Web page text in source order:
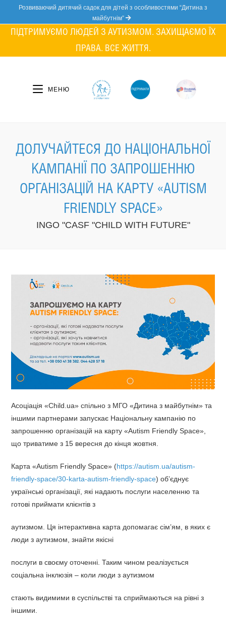
content
Розвиваючий дитячий садок для дітей з особливостями “Дитина з
майбутнім”
ПІДТРИМУЄМО ЛЮДЕЙ З АУТИЗМОМ. ЗАХИЩАЄМО ЇХ
ПРАВА. ВСЕ ЖИТТЯ.
МЕНЮ
ДОЛУЧАЙТЕСЯ ДО НАЦІОНАЛЬНОЇ
КАМПАНІЇ ПО ЗАПРОШЕННЮ
ОРГАНІЗАЦІЙ НА КАРТУ «AUTISM
FRIENDLY SPACE»
INGO "CASF "CHILD WITH FUTURE"
Асоціація «Child.ua» спільно з МГО «Дитина з майбутнім» та
іншими партнерами запускає Національну кампанію по
запрошенню організацій на карту «Autism Friendly Space»,
що триватиме з 15 вересня до кінця жовтня.
Карта «Autism Friendly Space» (https://autism.ua/autism-
friendly-space/30-karta-autism-friendly-space) об’єднує
українські організації, які надають послуги населенню та
готові приймати клієнтів з
аутизмом. Ця інтерактивна карта допомагає сім’ям, в яких є
люди з аутизмом, знайти якісні
послуги в своєму оточенні. Таким чином реалізується
соціальна інклюзія – коли люди з аутизмом
стають видимими в суспільстві та сприймаються на рівні з
іншими.